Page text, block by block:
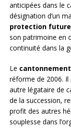
anticipées dans le
désignation d’un
protection future
son patrimoine en
continuité dans la
Le cantonnement
réforme de 2006.
autre légataire de
de la succession,
profit des autres
souplesse dans